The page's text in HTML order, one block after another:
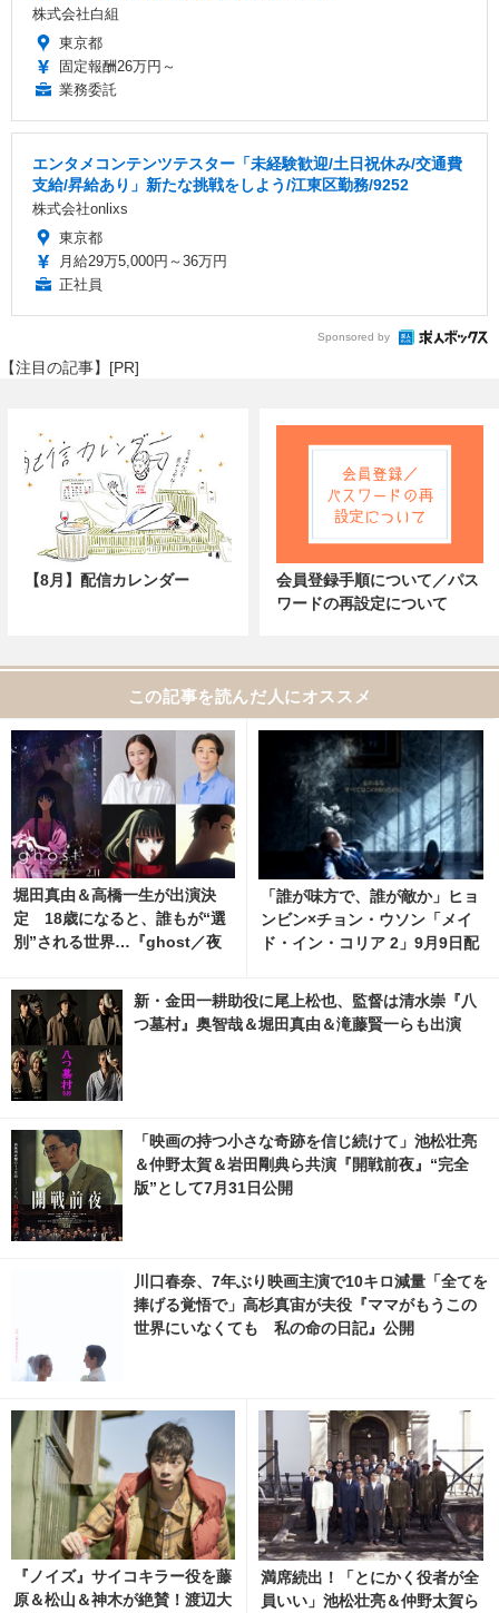
株式会社白組
東京都
固定報酬26万円～
業務委託
エンタメコンテンツテスター「未経験歓迎/土日祝休み/交通費
支給/昇給あり」新たな挑戦をしよう/江東区勤務/9252
株式会社onlixs
東京都
月給29万5,000円～36万円
正社員
Sponsored by
【注目の記事】[PR]
【8月】配信カレンダー
会員登録手順について／パス
ワードの再設定について
この記事を読んだ人にオススメ
堀田真由＆高橋一生が出演決
定 18歳になると、誰もが“選
別”される世界…『ghost／夜
「誰が味方で、誰が敵か」ヒョ
ンビン×チョン・ウソン「メイ
ド・イン・コリア 2」9月9日配
新・金田一耕助役に尾上松也、監督は清水崇『八
つ墓村』奥智哉＆堀田真由＆滝藤賢一らも出演
「映画の持つ小さな奇跡を信じ続けて」池松壮亮
＆仲野太賀＆岩田剛典ら共演『開戦前夜』“完全
版”として7月31日公開
川口春奈、7年ぶり映画主演で10キロ減量「全てを
捧げる覚悟で」高杉真宙が夫役『ママがもうこの
世界にいなくても 私の命の日記』公開
『ノイズ』サイコキラー役を藤
原＆松山＆神木が絶賛！渡辺大
満席続出！「とにかく役者が全
員いい」池松壮亮＆仲野太賀ら